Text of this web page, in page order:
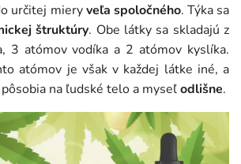
určitej mieryveľa spoločného. Týka sa
štruktúry. Obe látky sa skladajú z
3 atómov vodíka a 2 atómov kyslíka.
atómov je však v každej látke iné, a
na ľudské telo a myseľodlišne.